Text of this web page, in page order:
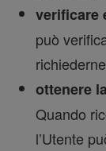
verificare
può
ottenere
Quando
l’Utente